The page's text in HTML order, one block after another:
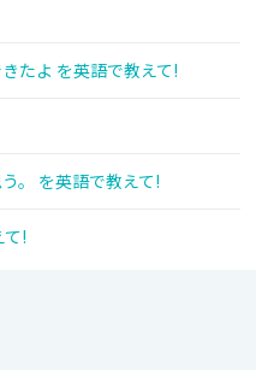
たよ を英語で教えて!
。 を英語で教えて!
!